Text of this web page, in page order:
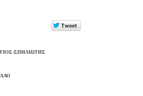
ΣΠΗΛΙΩΤΗΣ